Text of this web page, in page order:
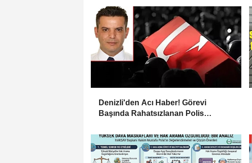
Denizli'den Acı Haber! Görevi
Başında Rahatsızlanan Polis
Oldu